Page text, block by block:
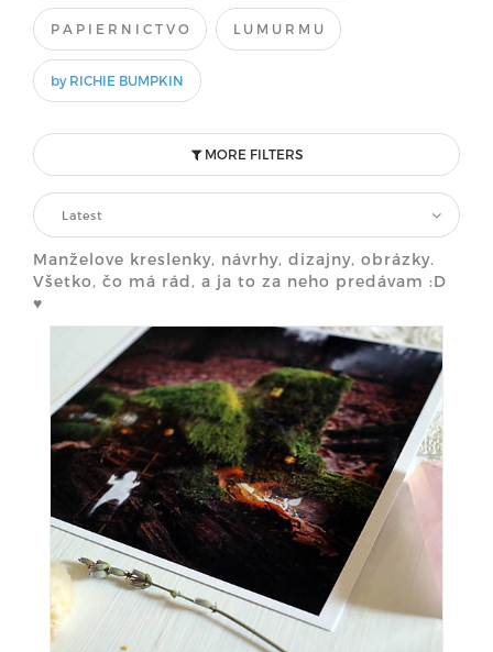
P A P I E R N I C T V O L U M U R M U
by RICHIE BUMPKIN
MORE FILTERS
Latest
Manželove kreslenky, návrhy, dizajny, obrázky.
Všetko, čo má rád, a ja to za neho predávam :D
♥